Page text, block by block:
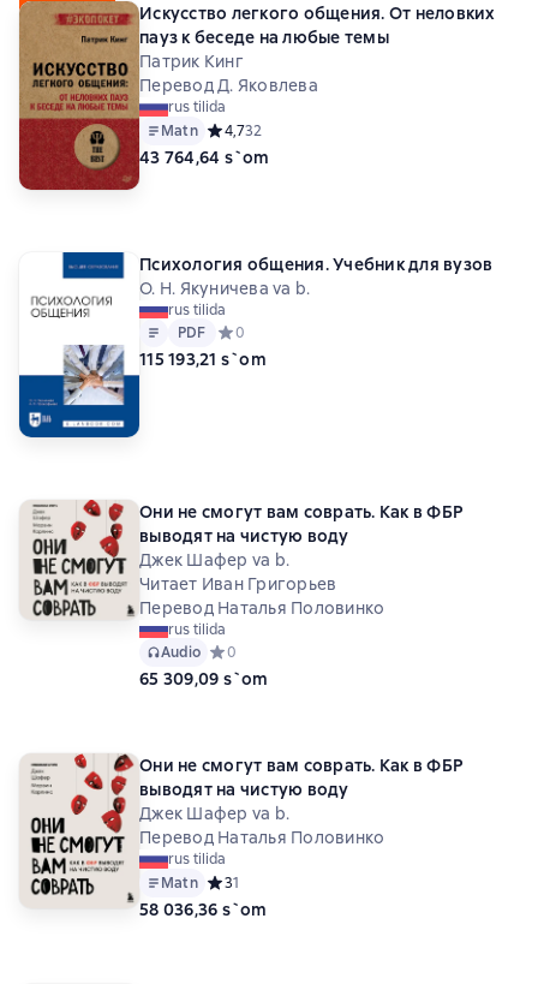
Искусство легкого общения. От неловких
пауз к беседе на любые темы
Патрик Кинг
Перевод Д. Яковлева
rus tilida
Matn Средний рейтинг 4,7 на основе 32 оценок
4,732
43 764,64 s`om
Психология общения. Учебник для вузов
О. Н. Якуничева va b.
rus tilida
Matn
PDF
PDF Средний рейтинг 0 на основе 0 оценок
0
115 193,21 s`om
Они не смогут вам соврать. Как в ФБР
выводят на чистую воду
Джек Шафер va b.
Читает Иван Григорьев
Перевод Наталья Половинко
rus tilida
Audio Средний рейтинг 0 на основе 0 оценок
0
65 309,09 s`om
Они не смогут вам соврать. Как в ФБР
выводят на чистую воду
Джек Шафер va b.
Перевод Наталья Половинко
rus tilida
Matn Средний рейтинг 3 на основе 1 оценок
31
58 036,36 s`om